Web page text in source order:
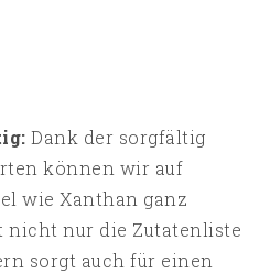
Dank der sorgfältig
können wir auf
wie Xanthan ganz
nicht nur die Zutatenliste
sorgt auch für einen